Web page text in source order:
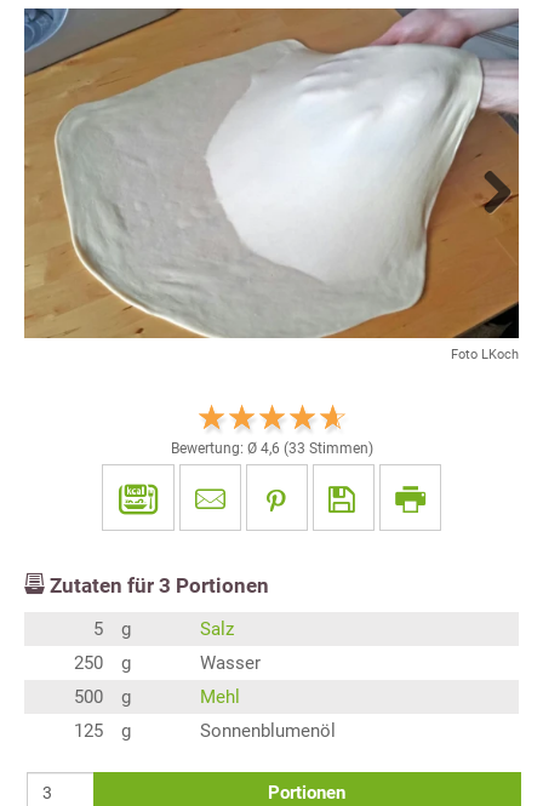
Foto LKoch
Bewertung: Ø 4,6 (33 Stimmen)
Zutaten für 3 Portionen
5 g
Salz
250
g
Wasser
500
g
Mehl
125
g Sonnenblumenöl
Portionen